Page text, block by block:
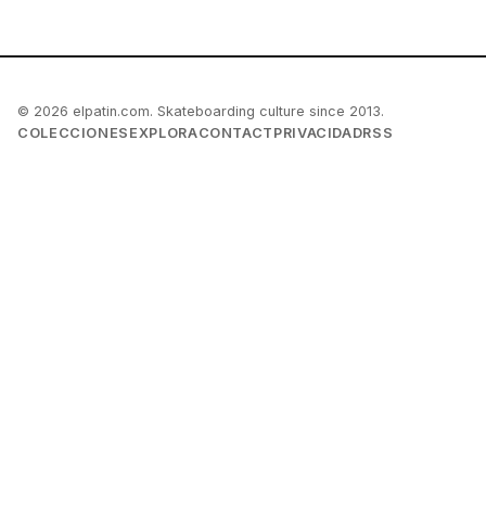
© 2026 elpatin.com. Skateboarding culture since 2013.
COLECCIONES EXPLORACONTACT PRIVACIDADRSS